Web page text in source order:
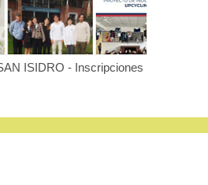
ISIDRO - Inscripciones